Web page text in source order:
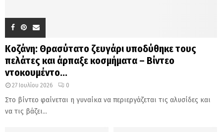
Κοζάνη: Θρασύτατο ζευγάρι υποδύθηκε τους
πελάτες και άρπαξε κοσμήματα – Βίντεο
ντοκουμέντο...
27 Ιουλίου 2026 0
Στο βίντεο φαίνεται η γυναίκα να περιεργάζεται τις αλυσίδες και
να τις βάζει...